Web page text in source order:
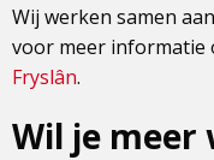
Wij werken samen
voor meer informatie
Fryslân.
Wil je meer